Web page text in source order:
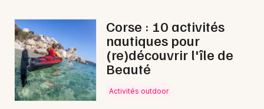
Artistes en tournée
Actus à Bédarieux
Magazine à Bédarieux
Corse : 10 activités
nautiques pour
(re)découvrir l'île de
Beauté
Activités outdoor